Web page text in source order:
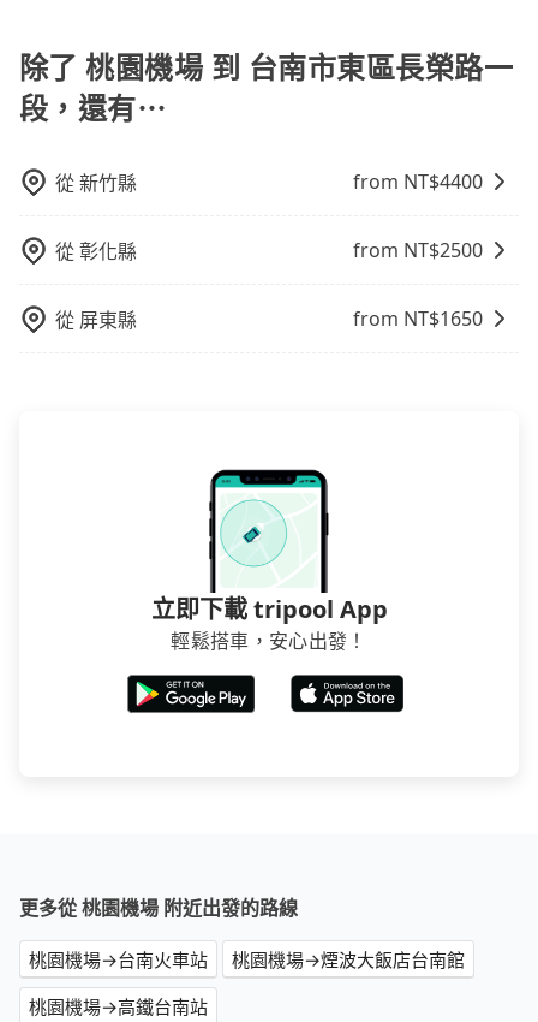
算。計程車最貴，而大眾運輸通常較便宜。 行程：需多
點停留的行程建議可選可客製化行程的包車，如果時間
比較寬鬆且不介意耗時轉乘可選大眾運輸或較貴的計程
下來的車資也比較便宜，人數少可搭乘大眾運輸或計程
車。 時間：需在特定時間到達目的地可選包車或計程
車，不趕時間即可選用大眾運輸。 便利性：需要便利性
和方便性可選包車和計程車，喜歡探險和體驗當地文化
除了 桃園機場 到 台南市東區長榮路一
段，還有⋯
從新竹縣 from NT$4400
從彰化縣 from NT$2500
從 屏東縣 from NT$1650
立即下載 tripool App
輕鬆搭車，安心出發！
更多從 桃園機場 附近出發的路線
桃園機場→台南火車站
桃園機場→煙波大飯店台南館
桃園機場→高鐵台南站